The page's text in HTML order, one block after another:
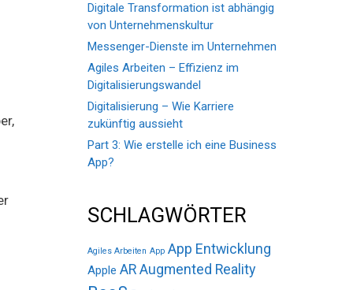
Digitale Transformation ist abhängig
von Unternehmenskultur
Messenger-Dienste im Unternehmen
Agiles Arbeiten – Effizienz im
Digitalisierungswandel
Digitalisierung – Wie Karriere
zukünftig aussieht
Part 3: Wie erstelle ich eine Business
App?
SCHLAGWÖRTER
Agiles Arbeiten App App Entwicklung
Apple ARAugmented Reality